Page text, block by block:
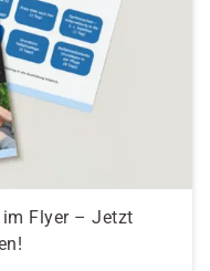
Flyer – Jetzt